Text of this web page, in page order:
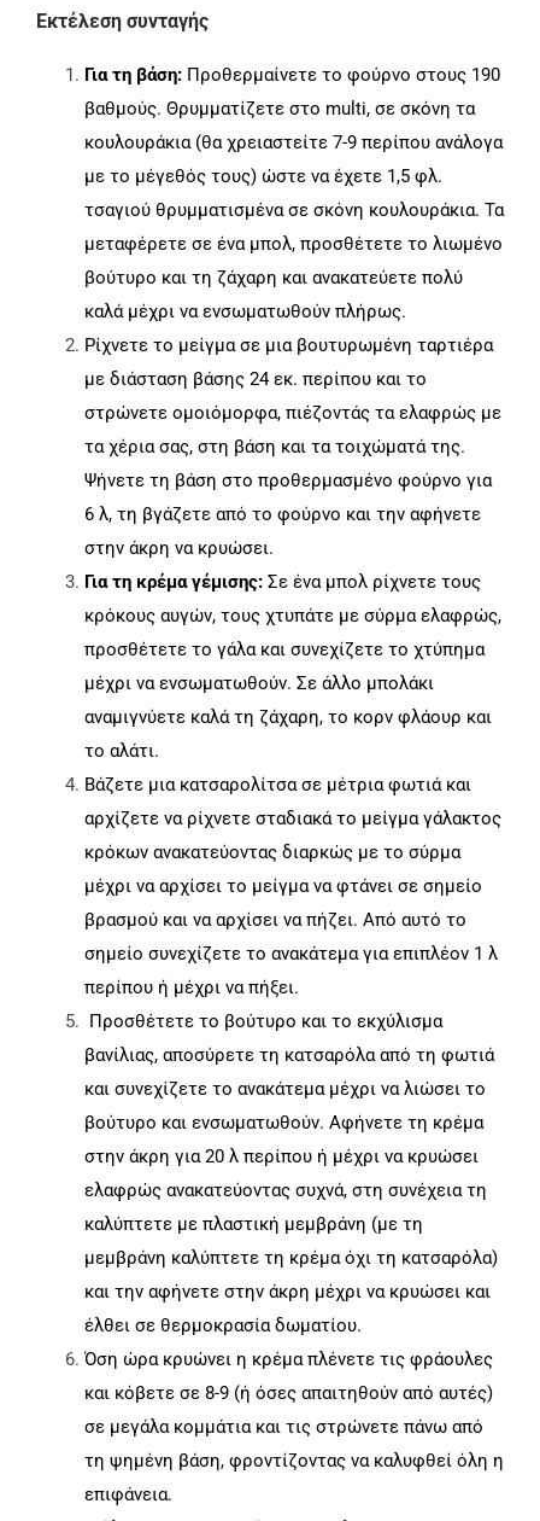
Εκτέλεση συνταγής
Για τη βάση: Προθερμαίνετε το φούρνο στους 190
βαθμούς. Θρυμματίζετε στο multi, σε σκόνη τα
κουλουράκια (θα χρειαστείτε 7-9 περίπου ανάλογα
με το μέγεθός τους) ώστε να έχετε 1,5 φλ.
τσαγιού θρυμματισμένα σε σκόνη κουλουράκια. Τα
μεταφέρετε σε ένα μπολ, προσθέτετε το λιωμένο
βούτυρο και τη ζάχαρη και ανακατεύετε πολύ
καλά μέχρι να ενσωματωθούν πλήρως.
Ρίχνετε το μείγμα σε μια βουτυρωμένη ταρτιέρα
με διάσταση βάσης 24 εκ. περίπου και το
στρώνετε ομοιόμορφα, πιέζοντάς τα ελαφρώς με
τα χέρια σας, στη βάση και τα τοιχώματά της.
Ψήνετε τη βάση στο προθερμασμένο φούρνο για
6 λ, τη βγάζετε από το φούρνο και την αφήνετε
στην άκρη να κρυώσει.
Για τη κρέμα γέμισης: Σε ένα μπολ ρίχνετε τους
κρόκους αυγών, τους χτυπάτε με σύρμα ελαφρώς,
προσθέτετε το γάλα και συνεχίζετε το χτύπημα
μέχρι να ενσωματωθούν. Σε άλλο μπολάκι
αναμιγνύετε καλά τη ζάχαρη, το κορν φλάουρ και
το αλάτι.
Βάζετε μια κατσαρολίτσα σε μέτρια φωτιά και
αρχίζετε να ρίχνετε σταδιακά το μείγμα γάλακτος
κρόκων ανακατεύοντας διαρκώς με το σύρμα
μέχρι να αρχίσει το μείγμα να φτάνει σε σημείο
βρασμού και να αρχίσει να πήζει. Από αυτό το
σημείο συνεχίζετε το ανακάτεμα για επιπλέον 1 λ
περίπου ή μέχρι να πήξει.
Προσθέτετε το βούτυρο και το εκχύλισμα
βανίλιας, αποσύρετε τη κατσαρόλα από τη φωτιά
και συνεχίζετε το ανακάτεμα μέχρι να λιώσει το
βούτυρο και ενσωματωθούν. Αφήνετε τη κρέμα
στην άκρη για 20 λ περίπου ή μέχρι να κρυώσει
ελαφρώς ανακατεύοντας συχνά, στη συνέχεια τη
καλύπτετε με πλαστική μεμβράνη (με τη
μεμβράνη καλύπτετε τη κρέμα όχι τη κατσαρόλα)
και την αφήνετε στην άκρη μέχρι να κρυώσει και
έλθει σε θερμοκρασία δωματίου.
Όση ώρα κρυώνει η κρέμα πλένετε τις φράουλες
και κόβετε σε 8-9 (ή όσες απαιτηθούν από αυτές)
σε μεγάλα κομμάτια και τις στρώνετε πάνω από
τη ψημένη βάση, φροντίζοντας να καλυφθεί όλη η
επιφάνεια.